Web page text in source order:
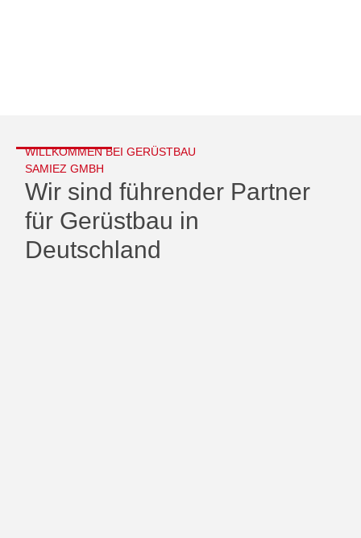
WILLKOMMEN BEI GERÜSTBAU
SAMIEZ GMBH
Wir sind führender Partner
für Gerüstbau in
Deutschland